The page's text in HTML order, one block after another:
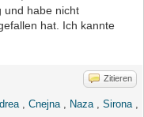
und habe nicht
hat. Ich kannte
Zitieren
Cnejna Naza Sirona